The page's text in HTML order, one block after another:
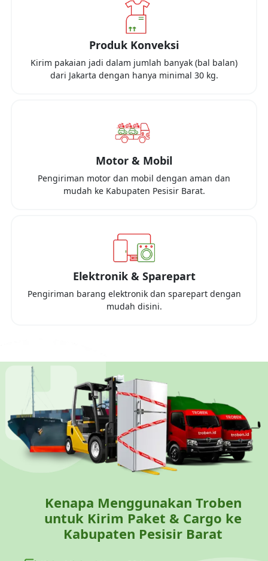
Produk Konveksi
Kirim pakaian jadi dalam jumlah banyak (bal balan)
dari Jakarta dengan hanya minimal 30 kg.
Motor & Mobil
Pengiriman motor dan mobil dengan aman dan
mudah ke Kabupaten Pesisir Barat.
Elektronik & Sparepart
Pengiriman barang elektronik dan sparepart dengan
mudah disini.
Kenapa Menggunakan Troben
untuk Kirim Paket & Cargo ke
Kabupaten Pesisir Barat